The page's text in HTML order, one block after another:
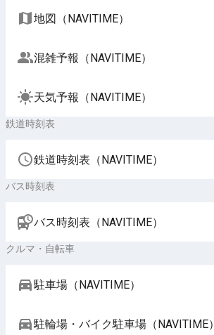
地図（NAVITIME）
混雑予報（NAVITIME）
天気予報（NAVITIME）
鉄道時刻表
鉄道時刻表（NAVITIME）
バス時刻表
バス時刻表（NAVITIME）
クルマ・自転車
駐車場（NAVITIME）
駐輪場・バイク駐車場（NAVITIME）